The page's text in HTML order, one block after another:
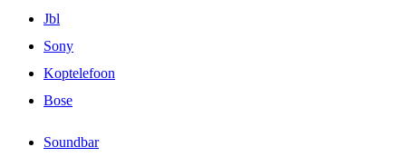
Jbl
Sony
Koptelefoon
Bose
Soundbar